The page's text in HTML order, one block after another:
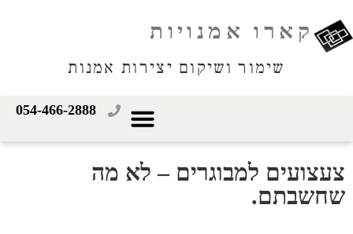
קארו אמנויות
שימור ושיקום יצירות אמנות
054-466-2888
צעצועים למבוגרים – לא מה
שחשבתם.